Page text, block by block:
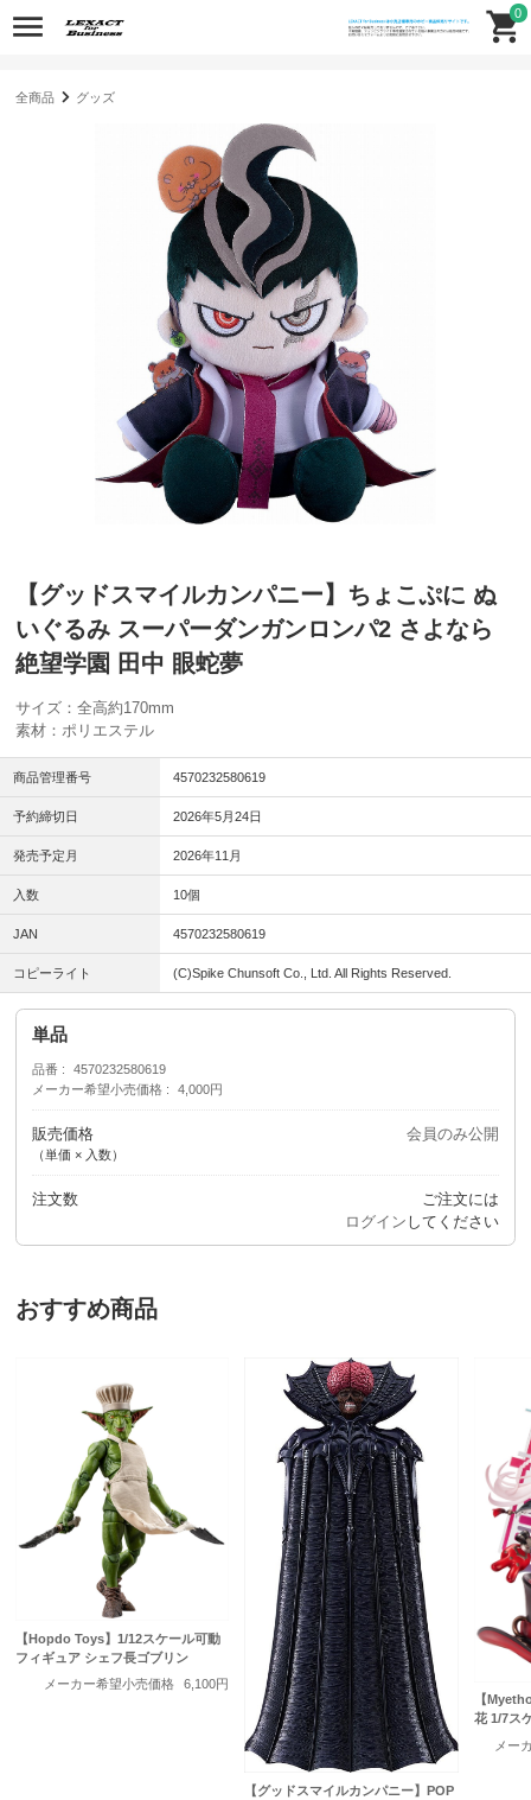
0
全商品 グッズ
【グッドスマイルカンパニー】ちょこぷに ぬ
いぐるみ スーパーダンガンロンパ2 さよなら
絶望学園 田中 眼蛇夢
サイズ：全高約170mm
素材：ポリエステル
商品管理番号 4570232580619
予約締切日 2026年5月24日
発売予定月 2026年11月
入数 10個
JAN 4570232580619
コピーライト (C)Spike Chunsoft Co., Ltd. All Rights Reserved.
単品
品番
4570232580619
メーカー希望小売価格
4,000円
販売価格
（単価 × 入数）
会員のみ公開
注文数
ご注文には
ログイン してください
おすすめ商品
【Hopdo Toys】1/12スケール可動
フィギュア シェフ長ゴブリン
メーカー希望小売価格
6,100円
【グッドスマイルカンパニー】POP
【
花 1/7ス
メー